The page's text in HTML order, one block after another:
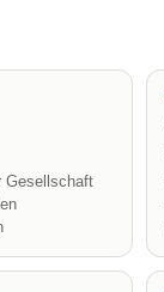
Gesellschaft